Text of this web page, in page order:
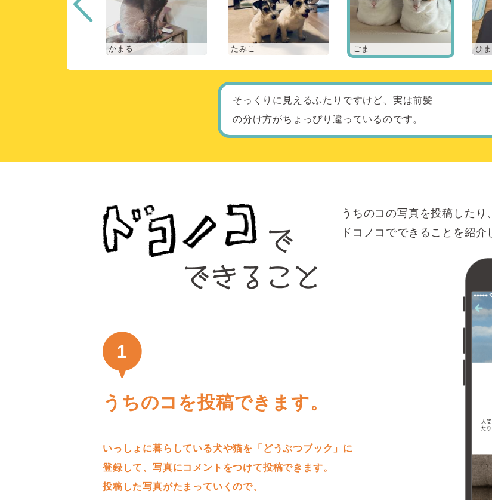
かまる たみこ ごま ひま
そっくりに見えるふたりですけど、実は前髪
の分け方がちょっぴり違っているのです。
うちのコの写真を投稿したり、
ドコノコでできることを紹介
1
うちのコを投稿できます。
いっしょに暮らしている犬や猫を「どうぶつブック」に
登録して、写真にコメントをつけて投稿できます。
投稿した写真がたまっていくので、